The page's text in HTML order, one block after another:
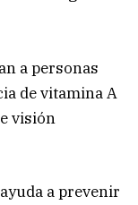
a personas
de vitamina A
visión
a prevenir